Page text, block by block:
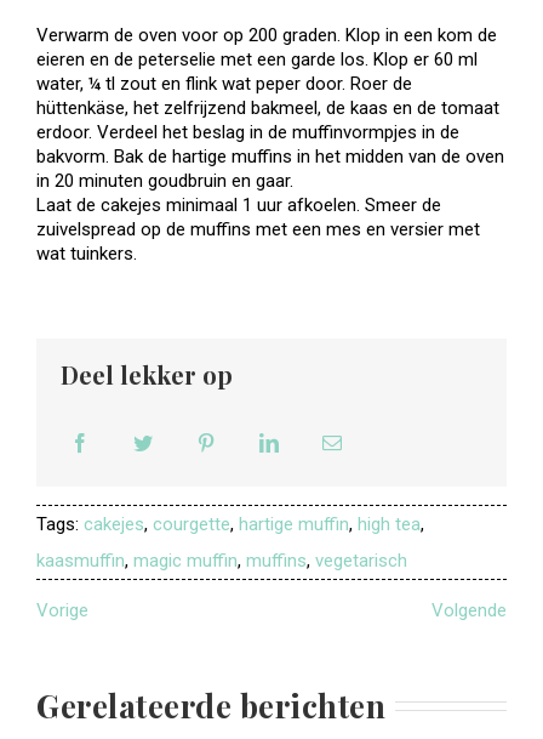
Verwarm de oven voor op 200 graden. Klop in een kom de
eieren en de peterselie met een garde los. Klop er 60 ml
water, ¼ tl zout en flink wat peper door. Roer de
hüttenkäse, het zelfrijzend bakmeel, de kaas en de tomaat
erdoor. Verdeel het beslag in de muffinvormpjes in de
bakvorm. Bak de hartige muffins in het midden van de oven
in 20 minuten goudbruin en gaar.
Laat de cakejes minimaal 1 uur afkoelen. Smeer de
zuivelspread op de muffins met een mes en versier met
wat tuinkers.
Deel lekker op
Tags: cakejes, courgette, hartige muffin, high tea,
kaasmuffin, magic muffin, muffins, vegetarisch
Vorige Volgende
Gerelateerde berichten